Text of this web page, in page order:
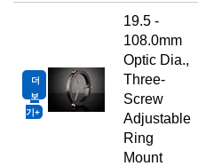
더
보
기
19.5 -
108.0mm
Optic Dia.,
Three-
Screw
Adjustable
Ring
Mount